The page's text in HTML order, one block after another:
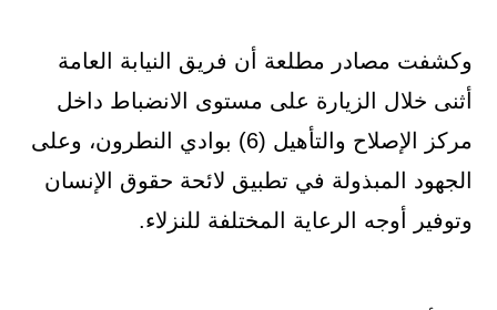
وكشفت مصادر مطلعة أن فريق النيابة العامة
أثنى خلال الزيارة على مستوى الانضباط داخل
مركز الإصلاح والتأهيل (6) بوادي النطرون، وعلى
الجهود المبذولة في تطبيق لائحة حقوق الإنسان
وتوفير أوجه الرعاية المختلفة للنزلاء.